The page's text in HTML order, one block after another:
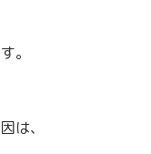
。
は、